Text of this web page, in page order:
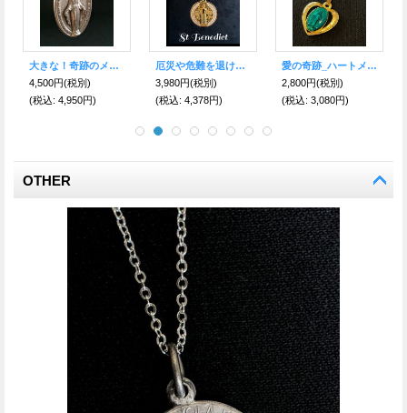
大きな！奇跡のメダイネックレス☆ロングタイプ
4,500円(税別)
(税込: 4,950円)
厄災や危難を退ける 魔除けの聖ベネディクト★ペンダント White
3,980円(税別)
(税込: 4,378円)
愛の奇跡_ハートメダイネックレスＧ
2,800円(税別)
(税込: 3,080円)
OTHER